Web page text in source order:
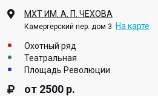
МХТ ИМ. А. П. ЧЕХОВА
Камергерский пер. дом 3 На карте
Охотный ряд
Театральная
Площадь Революции
от 2500 р.